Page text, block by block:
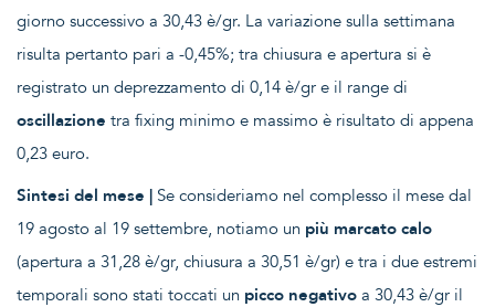
giorno successivo a 30,43 è/gr. La variazione sulla settimana
risulta pertanto pari a -0,45%; tra chiusura e apertura si è
registrato un deprezzamento di 0,14 è/gr e il range di
oscillazione tra fixing minimo e massimo è risultato di appena
0,23 euro.
Sintesi del mese | Se consideriamo nel complesso il mese dal
19 agosto al 19 settembre, notiamo un più marcato calo
(apertura a 31,28 è/gr, chiusura a 30,51 è/gr) e tra i due estremi
temporali sono stati toccati un picco negativo a 30,43 è/gr il